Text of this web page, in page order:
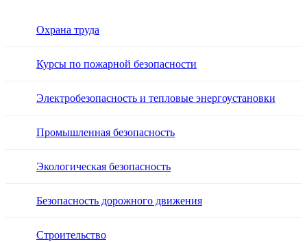
Охрана труда
Курсы по пожарной безопасности
Электробезопасность и тепловые энергоустановки
Промышленная безопасность
Экологическая безопасность
Безопасность дорожного движения
Строительство